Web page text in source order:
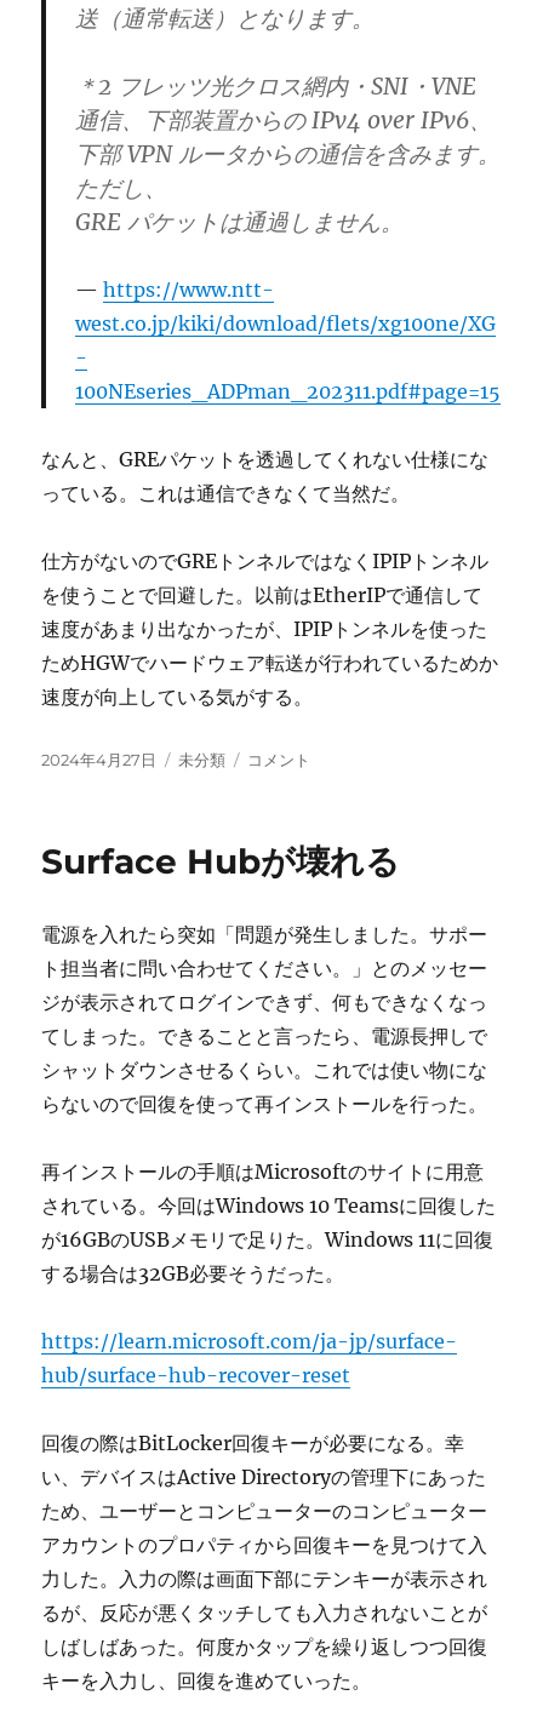
送（通常転送）となります。
＊2 フレッツ光クロス網内・SNI・VNE
通信、下部装置からの IPv4 over IPv6、
下部 VPN ルータからの通信を含みます。
ただし、
GRE パケットは通過しません。
https://www.ntt-
west.co.jp/kiki/download/flets/xg100ne/XG
-
100NEseries_ADPman_202311.pdf#page=15
なんと、GREパケットを透過してくれない仕様にな
っている。これは通信できなくて当然だ。
仕方がないのでGREトンネルではなくIPIPトンネル
を使うことで回避した。以前はEtherIPで通信して
速度があまり出なかったが、IPIPトンネルを使った
ためHGWでハードウェア転送が行われているためか
速度が向上している気がする。
投
2024年4月27日
カ
未分類
フ
光
ス
で
が
通
ら
い
コメント
Surface Hubが壊れる
電源を入れたら突如「問題が発生しました。サポー
ト担当者に問い合わせてください。」とのメッセー
ジが表示されてログインできず、何もできなくなっ
てしまった。できることと言ったら、電源長押しで
シャットダウンさせるくらい。これでは使い物にな
らないので回復を使って再インストールを行った。
再インストールの手順はMicrosoftのサイトに用意
されている。今回はWindows 10 Teamsに回復した
が16GBのUSBメモリで足りた。Windows 11に回復
する場合は32GB必要そうだった。
https://learn.microsoft.com/ja-jp/surface-
hub/surface-hub-recover-reset
回復の際はBitLocker回復キーが必要になる。幸
い、デバイスはActive Directoryの管理下にあった
ため、ユーザーとコンピューターのコンピューター
アカウントのプロパティから回復キーを見つけて入
力した。入力の際は画面下部にテンキーが表示され
るが、反応が悪くタッチしても入力されないことが
しばしばあった。何度かタップを繰り返しつつ回復
キーを入力し、回復を進めていった。